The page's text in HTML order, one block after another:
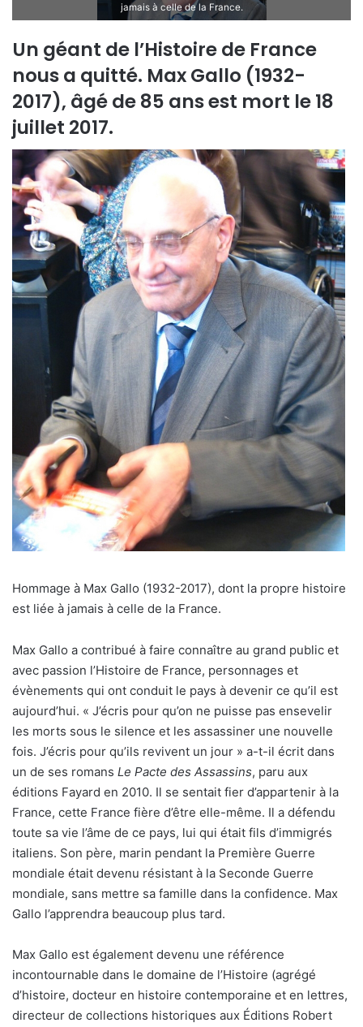
jamais à celle de la France.
Un géant de l’Histoire de France
nous a quitté. Max Gallo (1932-
2017), âgé de 85 ans est mort le 18
juillet 2017.
Hommage à Max Gallo (1932-2017), dont la propre histoire
est liée à jamais à celle de la France.
Max Gallo a contribué à faire connaître au grand public et
avec passion l’Histoire de France, personnages et
évènements qui ont conduit le pays à devenir ce qu’il est
aujourd’hui. « J’écris pour qu’on ne puisse pas ensevelir
les morts sous le silence et les assassiner une nouvelle
fois. J’écris pour qu’ils revivent un jour » a-t-il écrit dans
un de ses romans Le Pacte des Assassins, paru aux
éditions Fayard en 2010. Il se sentait fier d’appartenir à la
France, cette France fière d’être elle-même. Il a défendu
toute sa vie l’âme de ce pays, lui qui était fils d’immigrés
italiens. Son père, marin pendant la Première Guerre
mondiale était devenu résistant à la Seconde Guerre
mondiale, sans mettre sa famille dans la confidence. Max
Gallo l’apprendra beaucoup plus tard.
Max Gallo est également devenu une référence
incontournable dans le domaine de l’Histoire (agrégé
d’histoire, docteur en histoire contemporaine et en lettres,
directeur de collections historiques aux Éditions Robert